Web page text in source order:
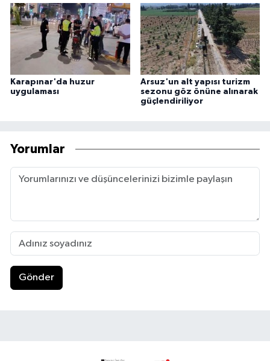
Karapınar'da huzur
uygulaması
Arsuz'un alt yapısı turizm
sezonu göz önüne alınarak
güçlendiriliyor
Yorumlar
Gönder